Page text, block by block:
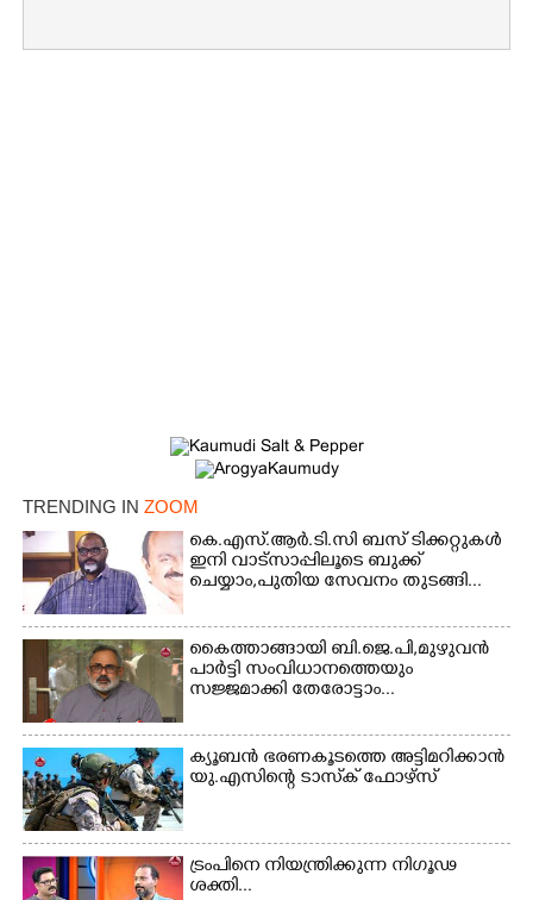
TRENDING IN ZOOM
കെ.എസ്.ആർ.ടി.സി ബസ് ടിക്കറ്റുകൾ
ഇനി വാട്സാപ്പിലൂടെ ബുക്ക്
ചെയ്യാം,പുതിയ സേവനം തുടങ്ങി...
കൈത്താങ്ങായി ബി.ജെ.പി,മുഴുവൻ
പാർട്ടി സംവിധാനത്തെയും
സജ്ജമാക്കി തേരോട്ടാം...
ക്യൂബൻ ഭരണകൂടത്തെ അട്ടിമറിക്കാൻ
യു.എസിന്റെ ടാസ്‌ക് ഫോഴ്സ്
ട്രംപിനെ നിയന്ത്രിക്കുന്ന നിഗൂഢ
ശക്തി...
Share this link